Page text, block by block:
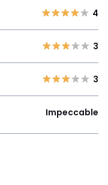
4
3
3
Impeccable